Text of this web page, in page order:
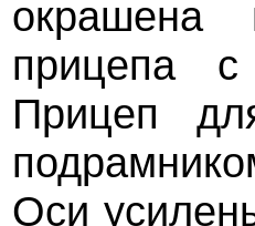
окрашена
прицепа
Прицеп
Оси